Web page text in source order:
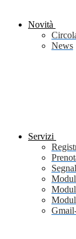
Novità
News
Servizi